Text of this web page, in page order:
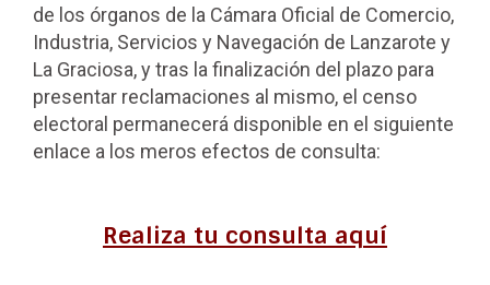
de los órganos de la Cámara Oficial de Comercio,
Industria, Servicios y Navegación de Lanzarote y
La Graciosa, y tras la finalización del plazo para
presentar reclamaciones al mismo, el censo
electoral permanecerá disponible en el siguiente
enlace a los meros efectos de consulta:
Realiza tu consulta aquí